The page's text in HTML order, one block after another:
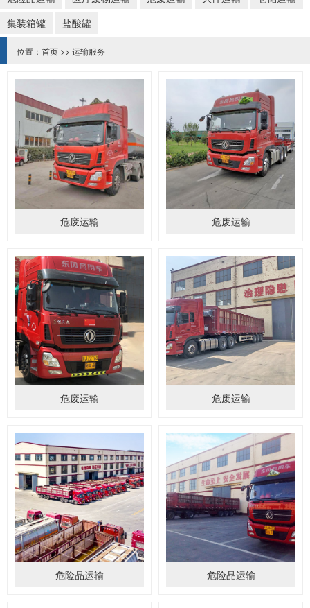
集装箱罐
盐酸罐
位置： 首页 >> 运输服务
危废运输 危废运输
危废运输 危废运输
危险品运输 危险品运输